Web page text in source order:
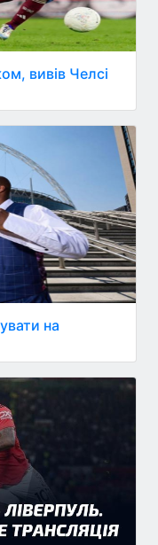
вивів Челсі
на